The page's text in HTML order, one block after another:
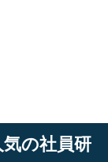
の社員研